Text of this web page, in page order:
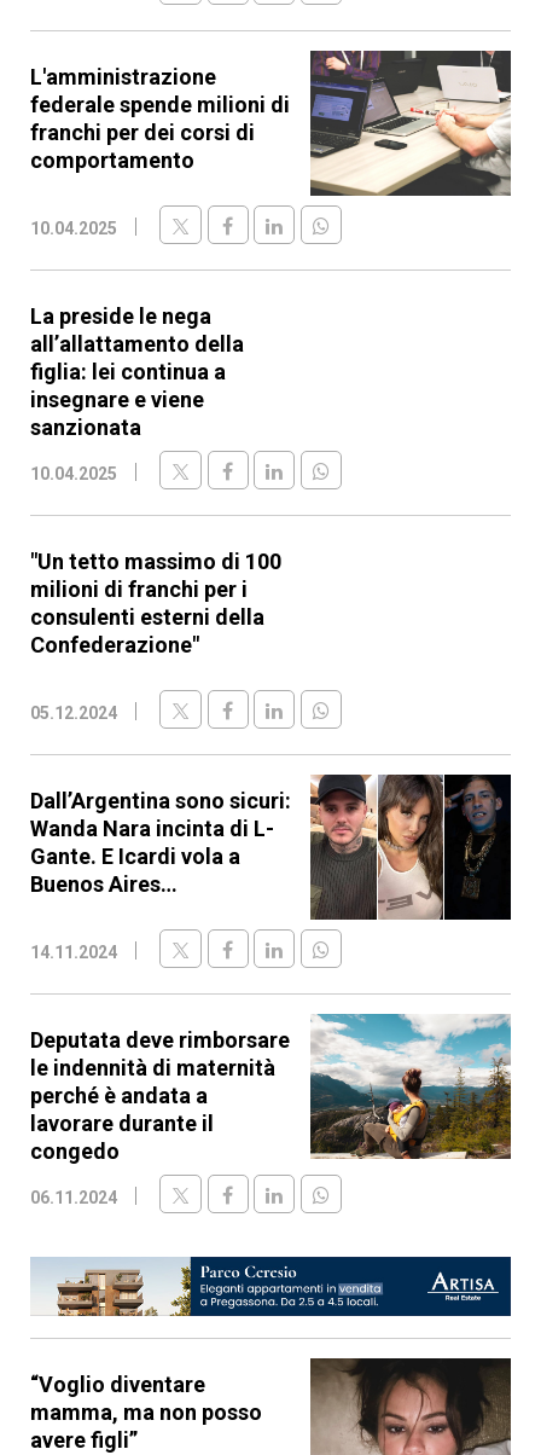
L'amministrazione
federale spende milioni di
franchi per dei corsi di
comportamento
10.04.2025
La preside le nega
all’allattamento della
figlia: lei continua a
insegnare e viene
sanzionata
10.04.2025
"Un tetto massimo di 100
milioni di franchi per i
consulenti esterni della
Confederazione"
05.12.2024
Dall’Argentina sono sicuri:
Wanda Nara incinta di L-
Gante. E Icardi vola a
Buenos Aires…
14.11.2024
Deputata deve rimborsare
le indennità di maternità
perché è andata a
lavorare durante il
congedo
06.11.2024
“Voglio diventare
mamma, ma non posso
avere figli”